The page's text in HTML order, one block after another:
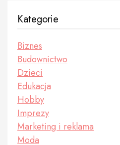
Kategorie
Biznes
Budownictwo
Dzieci
Edukacja
Hobby
Imprezy
Marketing i reklama
Moda